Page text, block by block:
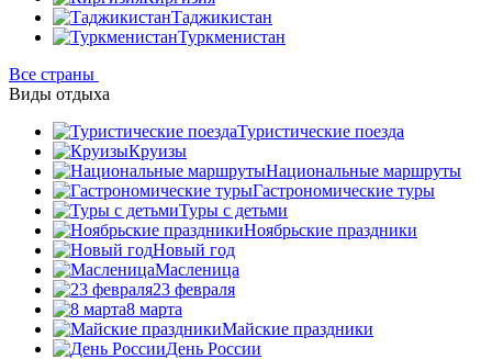
Таджикистан
Туркменистан
Все страны
Виды отдыха
Туристические поезда
Круизы
Национальные маршруты
Гастрономические туры
Туры с детьми
Ноябрьские праздники
Новый год
Масленица
23 февраля
8 марта
Майские праздники
День России